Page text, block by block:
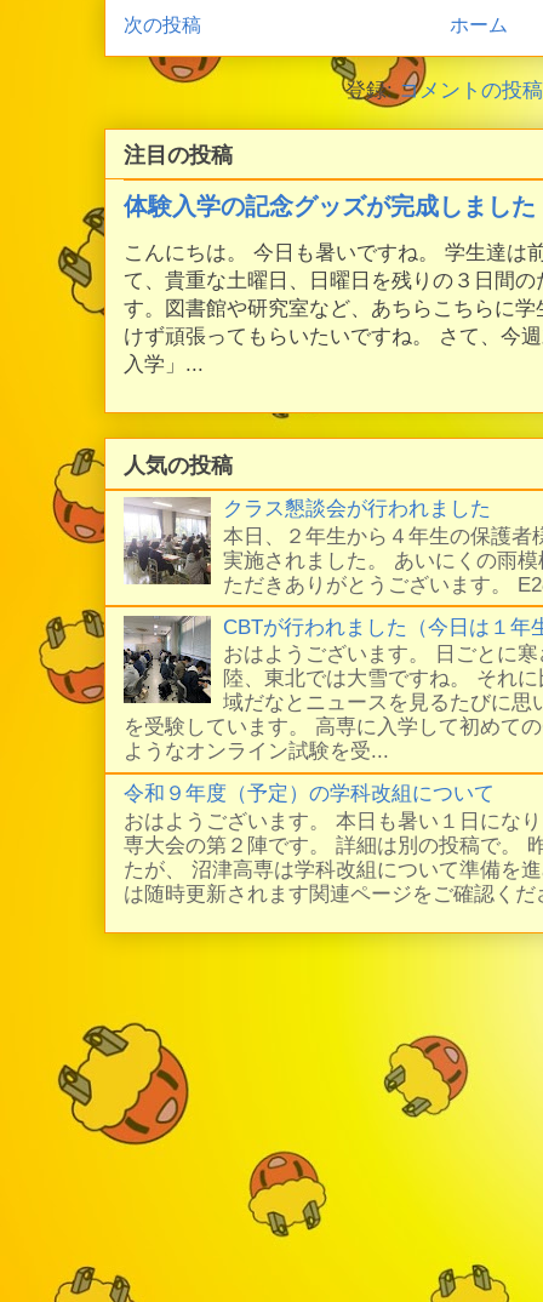
次の投稿 ホーム
登録:コメントの投
注目の投稿
体験入学の記念グッズが完成しました
こんにちは。 今日も暑いですね。 学生達は
て、貴重な土曜日、日曜日を残りの３日間
す。図書館や研究室など、あちらこちらに
けず頑張ってもらいたいですね。 さて、今
入学」...
人気の投稿
クラス懇談会が行われました
本日、２年生から４年生の保護者
実施されました。 あいにくの雨
ただきありがとうございます。
CBTが行われました（今日は１年
おはようございます。 日ごとに
陸、東北では大雪ですね。 それ
域だなとニュースを見るたびに思
を受験しています。 高専に入学して初めて
ようなオンライン試験を受...
令和９年度（予定）の学科改組について
おはようございます。 本日も暑い１日にな
専大会の第２陣です。 詳細は別の投稿で。
たが、 沼津高専は学科改組について準備を
は随時更新されます関連ページをご確認く